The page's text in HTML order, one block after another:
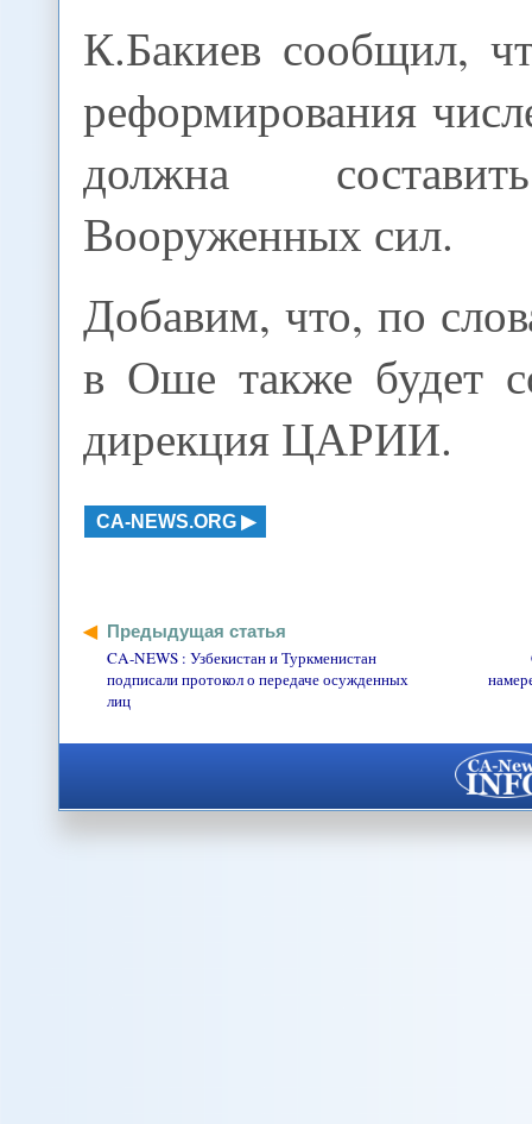
К.Бакиев сообщил,
реформирования
должна
Вооруженных сил.
Добавим, что, по
в Оше также будет
дирекция ЦАРИИ.
CA-NEWS.ORG
Предыдущая статья
CA-NEWS : Узбекистан и Туркменистан
подписали протокол о передаче осужденных
лиц